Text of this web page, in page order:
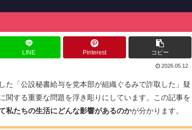
LINE Pinterest コピー
2026.05.12
「公設秘書給与を党本部が組織ぐるみで詐取した」疑
する重要な問題を浮き彫りにしています。この記事を
私たちの生活にどんな影響があるのかが分かります。